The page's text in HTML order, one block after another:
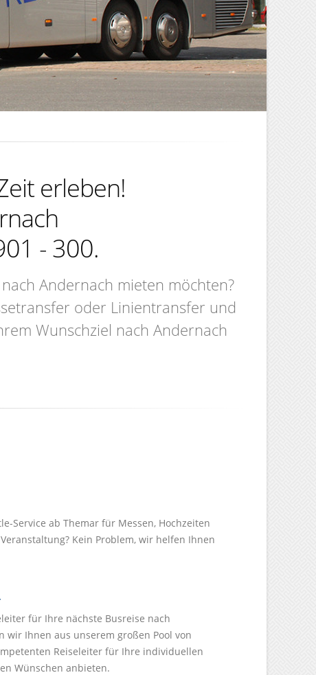
erleben!
- 300.
Andernach mieten möchten?
oder Linientransfer und
Wunschziel nach Andernach
Service ab Themar für Messen, Hochzeiten
Kein Problem, wir helfen Ihnen
für Ihre nächste Busreise nach
wir Ihnen aus unserem großen Pool von
Reiseleiter für Ihre individuellen
Wünschen anbieten.